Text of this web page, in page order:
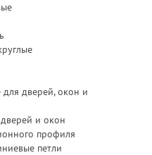
дверей, окон и
и окон
профиля
петли